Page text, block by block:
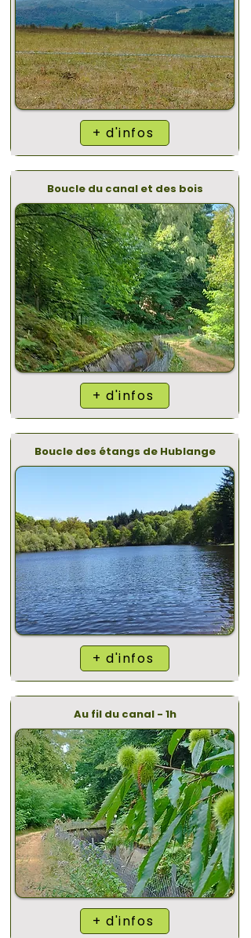
+ d'infos
Boucle du canal et des bois
+ d'infos
Boucle des étangs de Hublange
+ d'infos
Au fil du canal - 1h
+ d'infos